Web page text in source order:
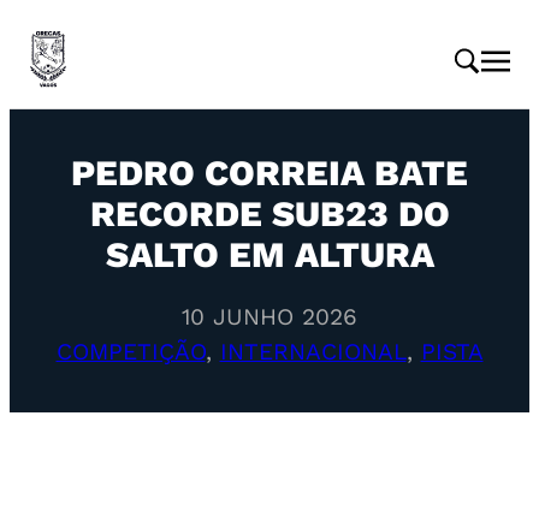
PEDRO CORREIA BATE
RECORDE SUB23 DO
SALTO EM ALTURA
10 JUNHO 2026
COMPETIÇÃO, INTERNACIONAL, PISTA